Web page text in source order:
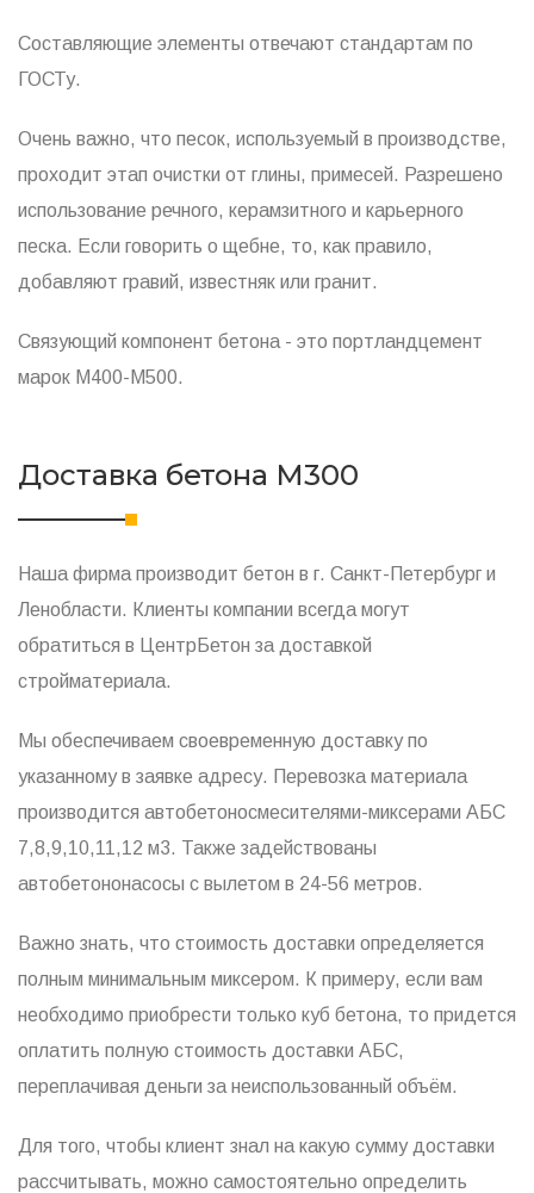
Составляющие элементы отвечают стандартам по
ГОСТу.
Очень важно, что песок, используемый в производстве,
проходит этап очистки от глины, примесей. Разрешено
использование речного, керамзитного и карьерного
песка. Если говорить о щебне, то, как правило,
добавляют гравий, известняк или гранит.
Связующий компонент бетона - это портландцемент
марок М400-М500.
Доставка бетона М300
Наша фирма производит бетон в г. Санкт-Петербург и
Ленобласти. Клиенты компании всегда могут
обратиться в ЦентрБетон за доставкой
стройматериала.
Мы обеспечиваем своевременную доставку по
указанному в заявке адресу. Перевозка материала
производится автобетоносмесителями-миксерами АБС
7,8,9,10,11,12 м3. Также задействованы
автобетононасосы с вылетом в 24-56 метров.
Важно знать, что стоимость доставки определяется
полным минимальным миксером. К примеру, если вам
необходимо приобрести только куб бетона, то придется
оплатить полную стоимость доставки АБС,
переплачивая деньги за неиспользованный объём.
Для того, чтобы клиент знал на какую сумму доставки
рассчитывать, можно самостоятельно определить